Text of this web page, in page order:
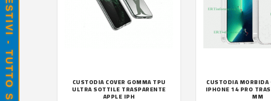
CUSTODIA COVER GOMMA TPU
ULTRA SOTTILE TRASPARENTE
APPLE IPH
CUSTODIA
IPHONE 14 PRO
MM